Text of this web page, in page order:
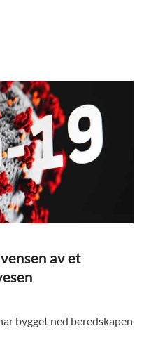
av et
bygget ned beredskapen